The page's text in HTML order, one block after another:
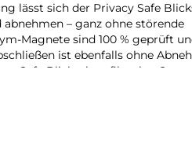
lässt sich der Privacy Safe
– ganz ohne störende
Magnete sind 100 % geprüft
ist ebenfalls ohne
Safe Blickschutzfilter hat 2
bei mittleren bis dunklen
schädliches, kurzwelliges